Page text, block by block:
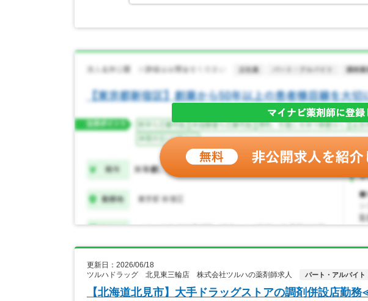
更新日：2026/06/18
ツルハドラッグ 北見東三輪店 株式会社ツルハの薬剤師求人
パート・アルバイト
【北海道北見市】大手ドラッグストアの調剤併設店勤